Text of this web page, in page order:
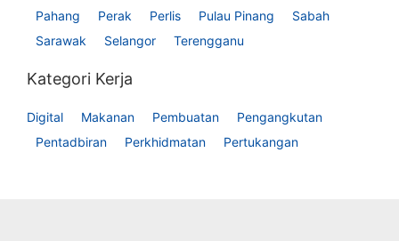
Pahang
Perak Perlis Pulau Pinang
Sabah
Sarawak
Selangor Terengganu
Kategori Kerja
Digital Makanan Pembuatan
Pengangkutan
Pentadbiran
Perkhidmatan Pertukangan